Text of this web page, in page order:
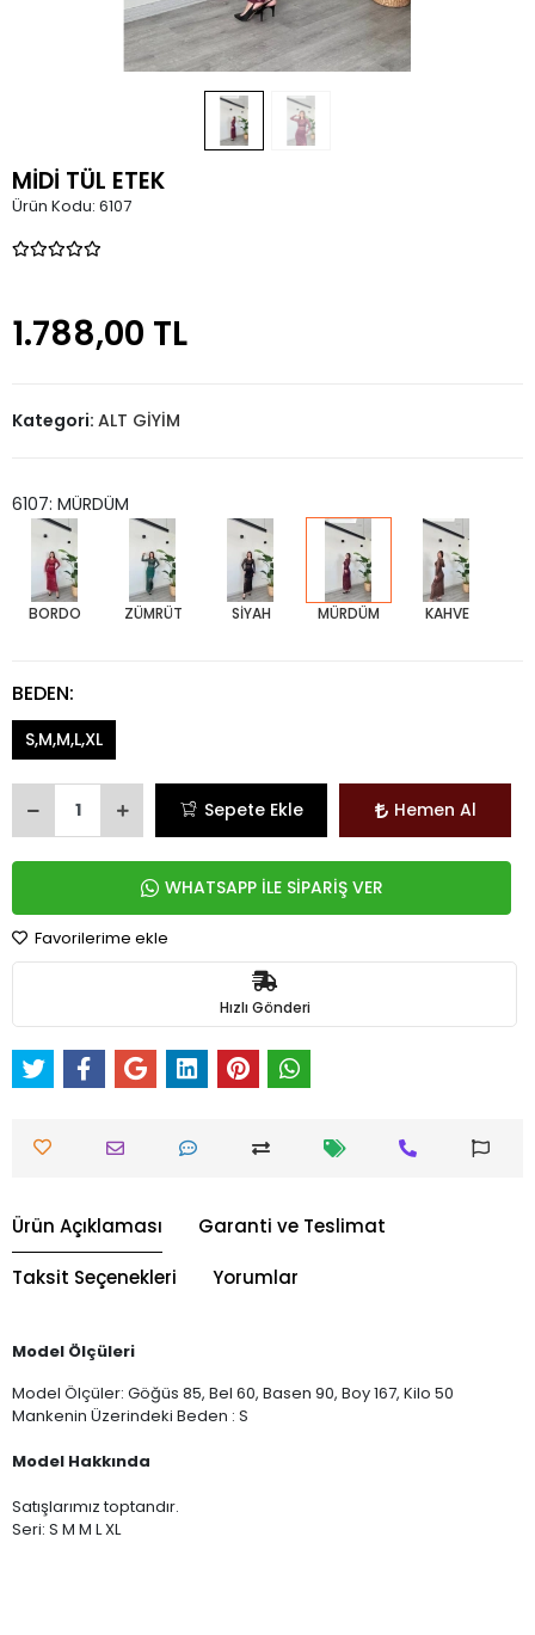
MİDİ TÜL ETEK
Ürün Kodu: 6107
1.788,00 TL
Kategori: ALT GİYİM
6107: MÜRDÜM
BORDO ZÜMRÜT SİYAH MÜRDÜM KAHVE
BEDEN:
S,M,M,L,XL
Sepete Ekle Hemen Al
WHATSAPP İLE SİPARİŞ VER
Favorilerime ekle
Hızlı Gönderi
Ürün Açıklaması Garanti ve Teslimat
Taksit Seçenekleri Yorumlar
Model Ölçüleri
Model Ölçüler: Göğüs 85, Bel 60, Basen 90, Boy 167, Kilo 50
Mankenin Üzerindeki Beden : S
Model Hakkında
Satışlarımız toptandır.
Seri: S M M L XL